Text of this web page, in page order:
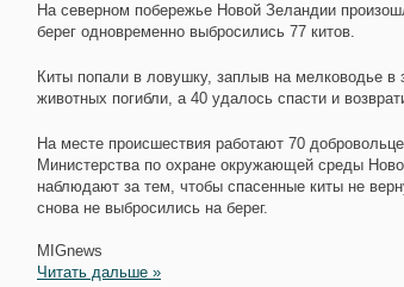
На северном побережье Новой Зеландии
берег одновременно выбросились 77 китов.
Киты попали в ловушку, заплыв на мелководье в
животных погибли, а 40 удалось спасти и
На месте происшествия работают 70
Министерства по охране окружающей среды
наблюдают за тем, чтобы спасенные киты не
снова не выбросились на берег.
MIGnews
Читать дальше »